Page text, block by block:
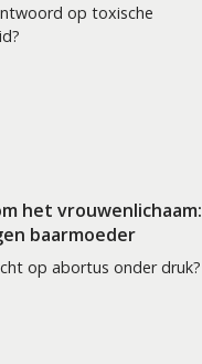
op toxische
het vrouwenlichaam:
baarmoeder
op abortus onder druk?